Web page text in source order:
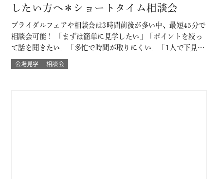
したい方へ＊ショートタイム相談会
ブライダルフェアや相談会は3時間前後が多い中、最短45分で
相談会可能！ 「まずは簡単に見学したい」「ポイントを絞っ
て話を聞きたい」「多忙で時間が取りにくい」「1人で下見し
たい」「乗り気でない彼に話を聞いてもらいたい」といった
方におすすめ！ ※後日、ご試食・ご試着もOK♪ このフェア
会場見学 相談会